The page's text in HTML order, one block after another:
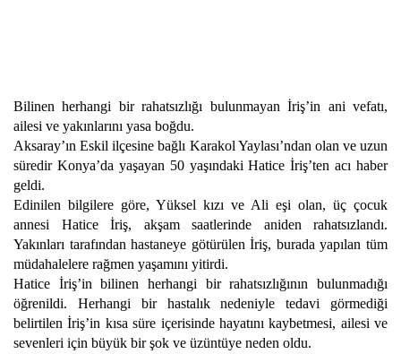
Bilinen herhangi bir rahatsızlığı bulunmayan İriş’in ani vefatı,
ailesi ve yakınlarını yasa boğdu.
Aksaray’ın Eskil ilçesine bağlı Karakol Yaylası’ndan olan ve uzun
süredir Konya’da yaşayan 50 yaşındaki Hatice İriş’ten acı haber
geldi.
Edinilen bilgilere göre, Yüksel kızı ve Ali eşi olan, üç çocuk
annesi Hatice İriş, akşam saatlerinde aniden rahatsızlandı.
Yakınları tarafından hastaneye götürülen İriş, burada yapılan tüm
müdahalelere rağmen yaşamını yitirdi.
Hatice İriş’in bilinen herhangi bir rahatsızlığının bulunmadığı
öğrenildi. Herhangi bir hastalık nedeniyle tedavi görmediği
belirtilen İriş’in kısa süre içerisinde hayatını kaybetmesi, ailesi ve
sevenleri için büyük bir şok ve üzüntüye neden oldu.